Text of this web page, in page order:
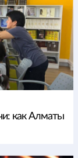
как Алматы